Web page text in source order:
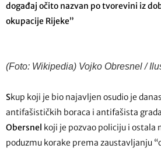
događaj očito nazvan po tvorevini iz
okupacije Rijeke”
(Foto: Wikipedia) Vojko Obresnel /
Skup koji je bio najavljen osudio je
antifašističkih boraca i antifašista
Obersnel koji je pozvao policiju i ostala
poduzmu korake prema zaustavljanju